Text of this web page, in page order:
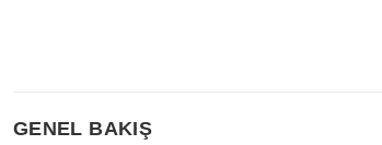
GENEL BAKIŞ